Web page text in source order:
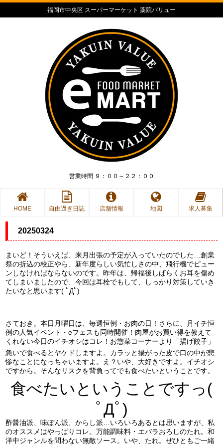
福岡市中央区 スーパーマーケット 薬院バリュー
営業時間 ９：００～２２：００
HOME 自由過ぎ日誌 店舗情報 地図 求人募集
20250324
まいど！そういえば、来月出張の予定が入っていたのでした…創業
祭の折込の校正やら、新年度らしい気忙しさの中、飛行機でピュー
ンしなければならないのです。昨年は、帰福後しばらくお耳を傷め
てしまいましたので、今回は耳栓でもして、しっかり対策していき
たいなと思います( ﾟДﾟ)
さておき。本日月曜日は、毎週恒例・お肉の日！さらに、月イチ恒
例の人気イベント・eフェスも同時開催！肉屋がお買い得を教えて
くれない今日のイチオシはコレ！お惣菜コーナーより「揚げ餃子」
急いで食べるとヤケドしますよ。カラッと揚がった皮で口の中が悲
惨なことになっちゃいますよ。え？いや、大好きですよ。イチオシ
ですから。そんなリスクを背負ってでも食べたいということです。
食べたいということですっ(
ﾟДﾟ)
酢醤油派、味ぽん派、からし派…いろいろあるとは思いますが、私
のオススメはやっぱりコレ。万能調味料・エバラおろしのたれ。和
洋中ジャンルを問わない無敵ソース。いや、たれ。ぜひともご一緒